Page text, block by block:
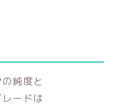
純度と
ードは